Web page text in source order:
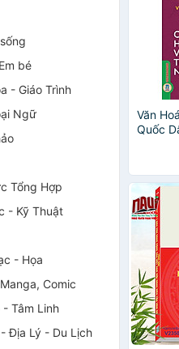
bé
- Giáo Trình
Ngữ
Tổng Hợp
- Kỹ Thuật
- Họa
Comic
- Tâm Linh
Địa Lý - Du Lịch
Văn
Quốc
Biến